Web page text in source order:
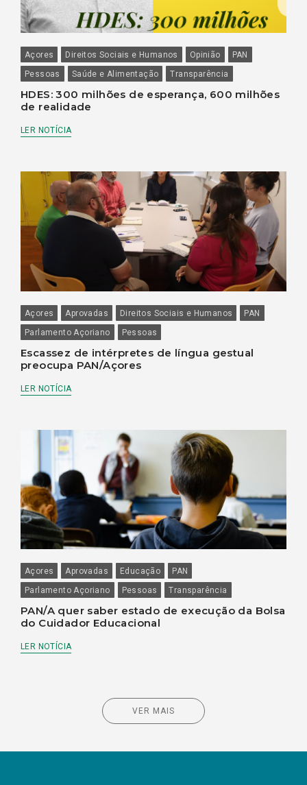
Açores Direitos Sociais e Humanos Opinião
PAN
Pessoas
Saúde e Alimentação Transparência
HDES: 300 milhões de esperança, 600 milhões
de realidade
LER NOTÍCIA
Açores Aprovadas Direitos Sociais e Humanos
PAN
Parlamento Açoriano
Pessoas
Escassez de intérpretes de língua gestual
preocupa PAN/Açores
LER NOTÍCIA
Açores Aprovadas Educação
PAN
Parlamento Açoriano
Pessoas Transparência
PAN/A quer saber estado de execução da Bolsa
do Cuidador Educacional
LER NOTÍCIA
VER MAIS